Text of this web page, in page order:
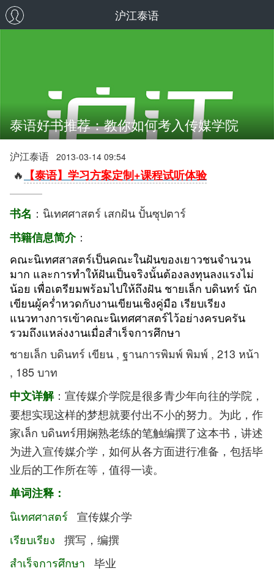
沪江泰语
泰语好书推荐：教你如何考入传媒学院
沪江泰语 2013-03-14 09:54
🔥 【泰语】学习方案定制+课程试听体验
书名 ：นิเทศศาสตร์ เสกฝัน ปั้นซุปตาร์
书籍信息简介：
คณะนิเทศสาสตร์เป็นคณะในฝันของเยาวชนจำนวน
มาก และการทำให้ฝันเป็นจริงนั้นต้องลงทุนลงแรงไม่
น้อย เพื่อเตรียมพร้อมไปให้ถึงฝัน ชายเล็ก บดินทร์ นัก
เขียนผู้คร่ำหวดกับงานเขียนเชิงคู่มือ เรียบเรียง
แนวทางการเข้าคณะนิเทศศาสตร์ไว้อย่างครบครัน
รวมถึงแหล่งงานเมื่อสำเร็จการศึกษา
ชายเล็ก บดินทร์ เขียน , ฐานการพิมพ์ พิมพ์ , 213 หน้า
, 185 บาท
中文详解：宣传媒介学院是很多青少年向往的学院，
要想实现这样的梦想就要付出不小的努力。为此，作
家เล็ก บดินทร์用娴熟老练的笔触编撰了这本书，讲述
为进入宣传媒介学，如何从各方面进行准备，包括毕
业后的工作所在等，值得一读。
单词注释：
นิเทศศาสตร์ 宣传媒介学
เรียบเรียง 撰写，编撰
สำเร็จการศึกษา 毕业